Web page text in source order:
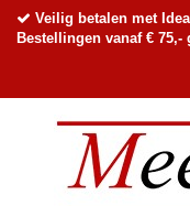
Veilig betalen met Ideal
Bestellingen vanaf €